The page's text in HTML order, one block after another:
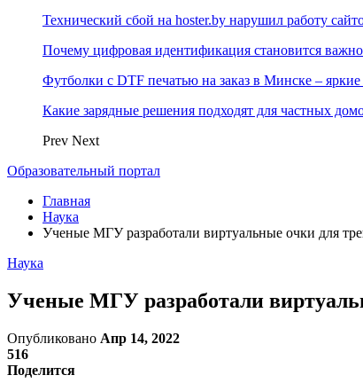
Технический сбой на hoster.by нарушил работу
Почему цифровая идентификация становится
Футболки с DTF печатью на заказ в Минске –
Какие зарядные решения подходят для частных
Prev Next
Образовательный портал
Главная
Наука
Ученые МГУ разработали виртуальные очки для
Наука
Ученые МГУ разработали
Опубликовано Апр 14, 2022
516
Поделится